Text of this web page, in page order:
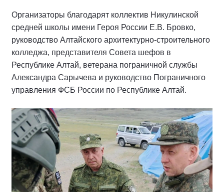
Организаторы благодарят коллектив Никулинской
средней школы имени Героя России Е.В. Бровко,
руководство Алтайского архитектурно-строительного
колледжа, представителя Совета шефов в
Республике Алтай, ветерана пограничной службы
Александра Сарычева и руководство Пограничного
управления ФСБ России по Республике Алтай.